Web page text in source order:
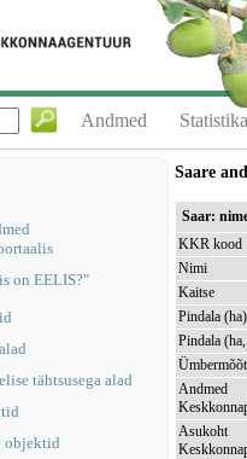
Andmed
on EELIS?"
tähtsusega alad
objektid
Saare
Saar:
KKR kood
Nimi
Kaitse
Pindala (ha)
Pindala
Andmed
Asukoht